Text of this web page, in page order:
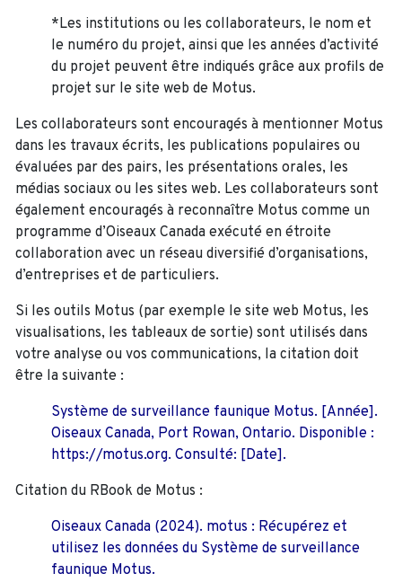
*Les institutions ou les collaborateurs, le nom et
le numéro du projet, ainsi que les années d’activité
du projet peuvent être indiqués grâce aux profils de
projet sur le site web de Motus.
Les collaborateurs sont encouragés à mentionner Motus
dans les travaux écrits, les publications populaires ou
évaluées par des pairs, les présentations orales, les
médias sociaux ou les sites web. Les collaborateurs sont
également encouragés à reconnaître Motus comme un
programme d’Oiseaux Canada exécuté en étroite
collaboration avec un réseau diversifié d’organisations,
d’entreprises et de particuliers.
Si les outils Motus (par exemple le site web Motus, les
visualisations, les tableaux de sortie) sont utilisés dans
votre analyse ou vos communications, la citation doit
être la suivante :
Système de surveillance faunique Motus. [Année].
Oiseaux Canada, Port Rowan, Ontario. Disponible :
https://motus.org. Consulté: [Date].
Citation du RBook de Motus :
Oiseaux Canada (2024). motus : Récupérez et
utilisez les données du Système de surveillance
faunique Motus.